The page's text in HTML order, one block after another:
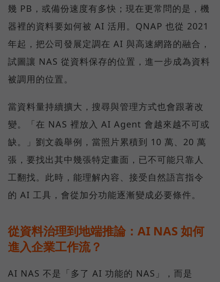
幾 PB，或備份速度有多快；現在更常問的是，機
器裡的資料要如何被 AI 活用。QNAP 也從 2021
年起，把公司發展定調在 AI 與高速網路的融合，
試圖讓 NAS 從資料保存的位置，進一步成為資料
被調用的位置。
當資料量持續擴大，搜尋與管理方式也會跟著改
變。「在 NAS 裡放入 AI Agent 會越來越不可或
缺。」劉文義舉例，當照片累積到 10 萬、20 萬
張，要找出其中幾張特定畫面，已不可能只靠人
工翻找。此時，能理解內容、接受自然語言指令
的 AI 工具，會從加分功能逐漸變成必要條件。
從資料治理到地端推論：AI NAS 如何
進入企業工作流？
AI NAS 不是「多了 AI 功能的 NAS」，而是